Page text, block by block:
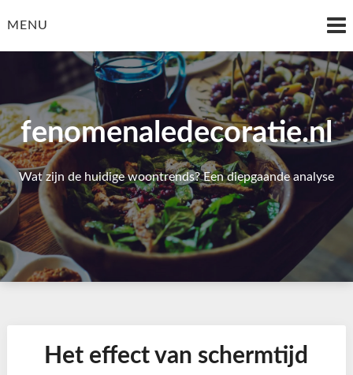
toMENU
fenomenaledecoratie.nl
Wat zijn de huidige woontrends? Een diepgaande analyse
Het effect van schermtijd